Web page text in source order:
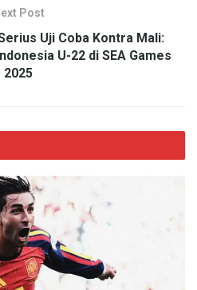
Post
Uji Coba Kontra Mali:
U-22 di SEA Games
2025